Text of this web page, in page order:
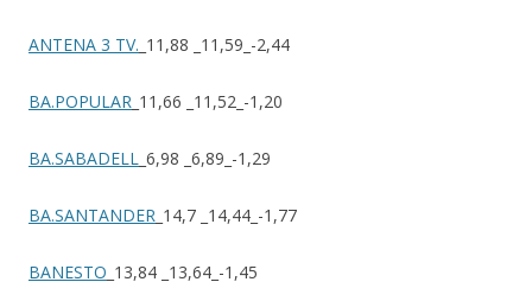
ANTENA 3 TV. _11,88 _11,59_-2,44
BA.POPULAR _11,66 _11,52_-1,20
BA.SABADELL _6,98 _6,89_-1,29
BA.SANTANDER _14,7 _14,44_-1,77
BANESTO _13,84 _13,64_-1,45